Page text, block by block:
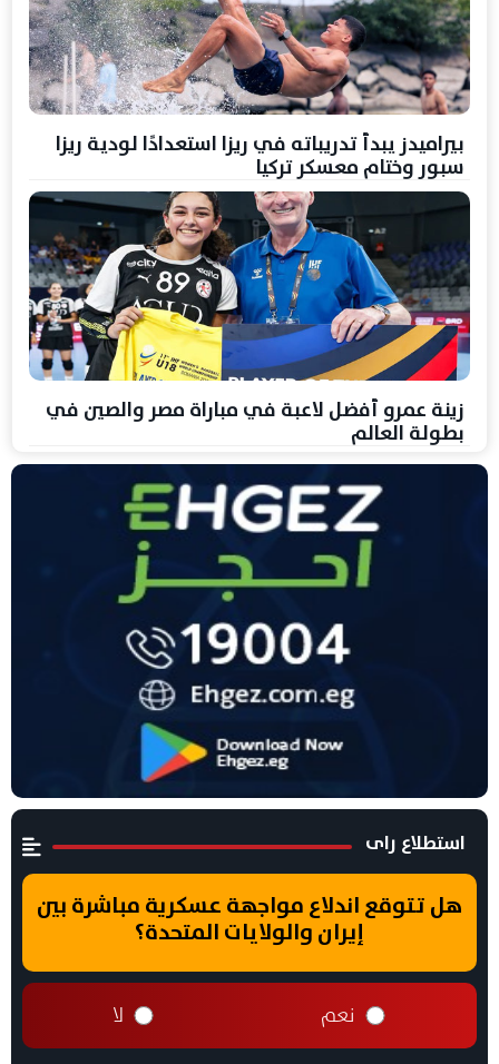
بيراميدز يبدأ تدريباته في ريزا استعدادًا لودية ريزا
سبور وختام معسكر تركيا
زينة عمرو أفضل لاعبة في مباراة مصر والصين في
بطولة العالم
استطلاع راى
هل تتوقع اندلاع مواجهة عسكرية مباشرة بين
إيران والولايات المتحدة؟
نعم لا